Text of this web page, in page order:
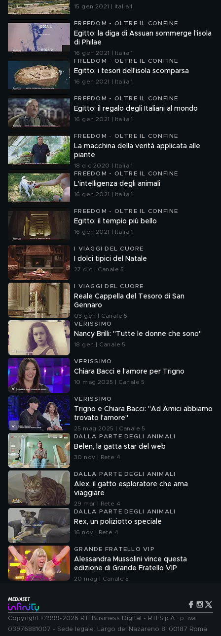
15 gen 2021 | Italia 1
FREEDOM - OLTRE IL CONFINE
Egitto: la diga di Assuan sommerge l'isola
di Philae
16 gen 2021 | Italia 1
FREEDOM - OLTRE IL CONFINE
Egitto: i tesori dell'isola scomparsa
16 gen 2021 | Italia 1
FREEDOM - OLTRE IL CONFINE
Egitto: il regalo degli Italiani al mondo
16 gen 2021 | Italia 1
FREEDOM - OLTRE IL CONFINE
La macchina della verità applicata alle
piante
18 dic 2020 | Italia 1
FREEDOM - OLTRE IL CONFINE
L'intelligenza degli animali
16 gen 2021 | Italia 1
FREEDOM - OLTRE IL CONFINE
Egitto: il tempio più bello
16 gen 2021 | Italia 1
I VIAGGI DEL CUORE
I dolci tipici del Natale
27 dic | Canale 5
I VIAGGI DEL CUORE
Reale Cappella del Tesoro di San
Gennaro
03 gen | Canale 5
VERISSIMO
Nancy Brilli: "Tutte le donne che sono"
18 gen | Canale 5
VERISSIMO
Chiara Bacci e l'amore per Trigno
10 mag 2025 | Canale 5
VERISSIMO
Trigno e Chiara Bacci: "Ad Amici abbiamo
trovato l'amore"
25 mag 2025 | Canale 5
DALLA PARTE DEGLI ANIMALI
Belen, la gatta star del web
30 nov | Rete 4
DALLA PARTE DEGLI ANIMALI
Alex, il gatto esploratore che ama
viaggiare
29 mar | Rete 4
DALLA PARTE DEGLI ANIMALI
Rex, un poliziotto speciale
16 nov | Rete 4
GRANDE FRATELLO VIP
Alessandra Mussolini vince questa
edizione di Grande Fratello VIP
20 mag | Canale 5
Copyright ©1999-2026 RTI Business Digital - RTI S.p.A.: p. iva
03976881007 - Sede legale: Largo del Nazareno 8, 00187 Roma.